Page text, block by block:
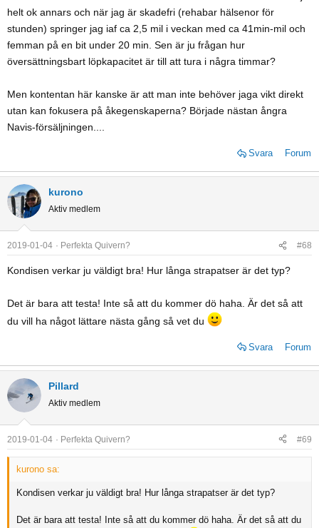
helt ok annars och när jag är skadefri (rehabar hälsenor för
stunden) springer jag iaf ca 2,5 mil i veckan med ca 41min-mil och
femman på en bit under 20 min. Sen är ju frågan hur
översättningsbart löpkapacitet är till att tura i några timmar?
Men kontentan här kanske är att man inte behöver jaga vikt direkt
utan kan fokusera på åkegenskaperna? Började nästan ångra
Navis-försäljningen....
Svara Forum
kurono
Aktiv medlem
2019-01-04 Perfekta Quivern? #68
Kondisen verkar ju väldigt bra! Hur långa strapatser är det typ?
Det är bara att testa! Inte så att du kommer dö haha. Är det så att
du vill ha något lättare nästa gång så vet du
Svara Forum
Pillard
Aktiv medlem
2019-01-04 Perfekta Quivern? #69
kurono sa:
Kondisen verkar ju väldigt bra! Hur långa strapatser är det typ?
Det är bara att testa! Inte så att du kommer dö haha. Är det så att du